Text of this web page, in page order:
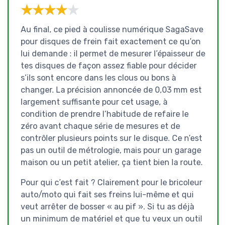
★★★★★
★★★★★
Au final, ce pied à coulisse numérique SagaSave
pour disques de frein fait exactement ce qu’on
lui demande : il permet de mesurer l’épaisseur de
tes disques de façon assez fiable pour décider
s’ils sont encore dans les clous ou bons à
changer. La précision annoncée de 0,03 mm est
largement suffisante pour cet usage, à
condition de prendre l’habitude de refaire le
zéro avant chaque série de mesures et de
contrôler plusieurs points sur le disque. Ce n’est
pas un outil de métrologie, mais pour un garage
maison ou un petit atelier, ça tient bien la route.
Pour qui c’est fait ? Clairement pour le bricoleur
auto/moto qui fait ses freins lui-même et qui
veut arrêter de bosser « au pif ». Si tu as déjà
un minimum de matériel et que tu veux un outil